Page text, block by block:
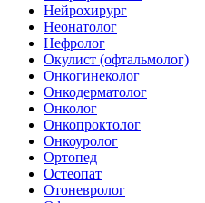
Нейрохирург
Неонатолог
Нефролог
Окулист (офтальмолог)
Онкогинеколог
Онкодерматолог
Онколог
Онкопроктолог
Онкоуролог
Ортопед
Остеопат
Отоневролог